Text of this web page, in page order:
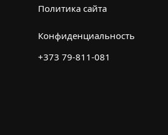
Политика сайта
Конфиденциальность
+373 79-811-081